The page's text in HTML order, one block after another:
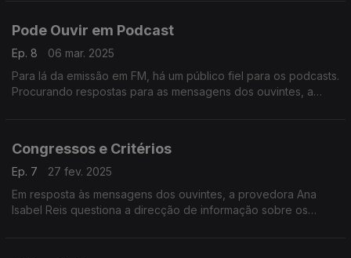
Pode Ouvir em Podcast
Ep. 8
06 mar. 2025
Para lá da emissão em FM, há um público fiel para os podcasts.
Procurando respostas para as mensagens dos ouvintes, a
Congressos e Critérios
Ep. 7
27 fev. 2025
Em resposta às mensagens dos ouvintes, a provedora Ana
Isabel Reis questiona a direcção de informação sobre os